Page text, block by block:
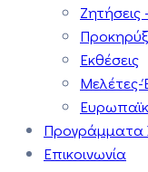
Εκθέσεις
Μελέτες-
Προγράμματα
Επικοινωνία